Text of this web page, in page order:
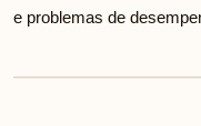
e problemas de